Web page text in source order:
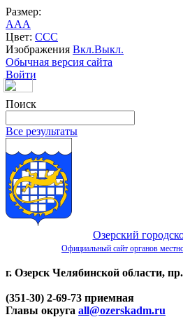
Размер:
AAA
Цвет: CCC
Изображения Вкл.Выкл.
Обычная версия сайта
Войти
Поиск
Все результаты
Озерский
Официальный сайт органов
г. Озерск Челябинской области,
(351-30) 2-69-73 приемная
Главы округа all@ozerskadm.ru